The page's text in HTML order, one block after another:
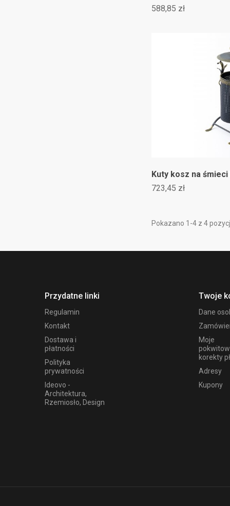
588,85 zł
Kuty kosz na śmieci
723,45 zł
Pokazano 1-4 z 4
Przydatne linki
Regulamin
Kontakt
Dostawa i
płatności
Polityka
prywatności
Ideovo -
Architektura,
Rzemiosło, Design
Twoje
Dane
Moje
korekty
Adresy
Kupony